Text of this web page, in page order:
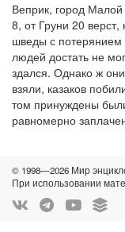
Веприк, город
8, от Груни 20
шведы с потерянием
людей достать не
здался. Однако ж
взяли, казаков
том принуждены
равномерно
© 1998—2026 Мир
При использовании